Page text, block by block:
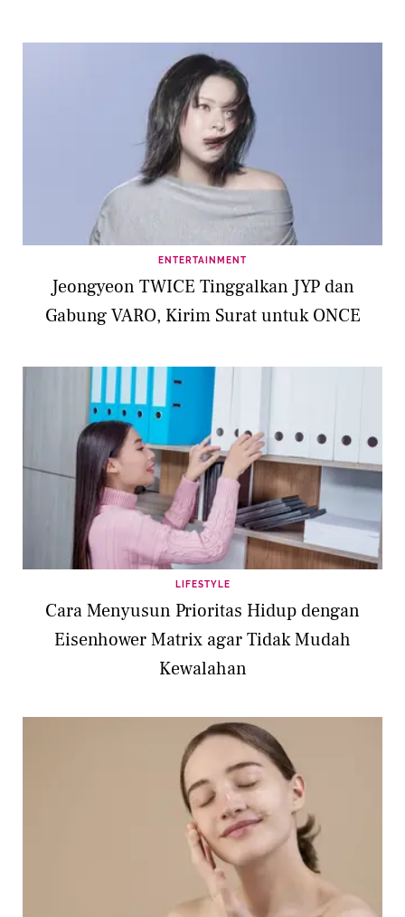
ENTERTAINMENT
Jeongyeon TWICE Tinggalkan JYP dan
Gabung VARO, Kirim Surat untuk ONCE
LIFESTYLE
Cara Menyusun Prioritas Hidup dengan
Eisenhower Matrix agar Tidak Mudah
Kewalahan